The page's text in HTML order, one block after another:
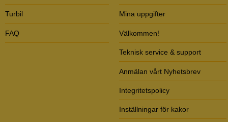
Turbil
FAQ
Mina uppgifter
Välkommen!
Teknisk service & support
Anmälan vårt Nyhetsbrev
Integritetspolicy
Inställningar för kakor